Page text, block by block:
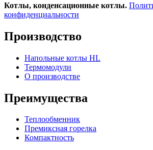
Котлы, конденсационные котлы.
конфиденциальности
Производство
Напольные котлы HL
Термомодули
О производстве
Преимущества
Теплообменник
Премиксная горелка
Компактность